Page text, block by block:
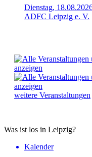
Dienstag,
ADFC Leipzig e. V.
weitere Veranstaltungen
Was ist los in Leipzig?
Kalender